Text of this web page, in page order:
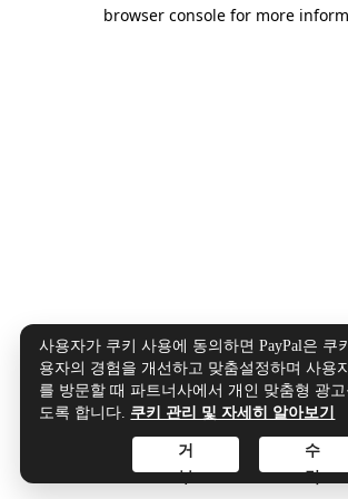
browser console for more
사용자가 쿠키 사용에 동의하면 PayPal은 쿠
용자의 경험을 개선하고 맞춤설정하며 사용
를 방문할 때 파트너사에서 개인 맞춤형 광
도록 합니다. 쿠키 관리 및 자세히 알아보기
수
락
거
부